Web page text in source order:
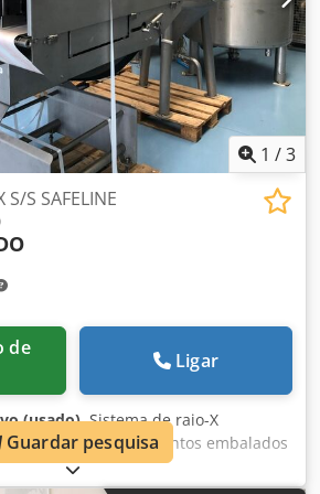
1 /3
S SAFELINE
Ligar
(usado), Sistema de raio-X
inspeção de alimentos embalados
farmacêuticos. Varredura por raio-X
estranhos contaminantes, como
Guardar pesquisa